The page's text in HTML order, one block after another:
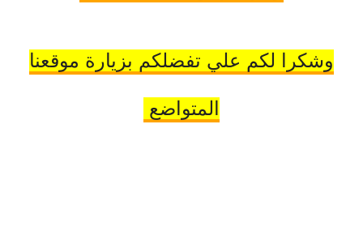
وشكرا لكم علي تفضلكم بزيارة موقعنا
المتواضع